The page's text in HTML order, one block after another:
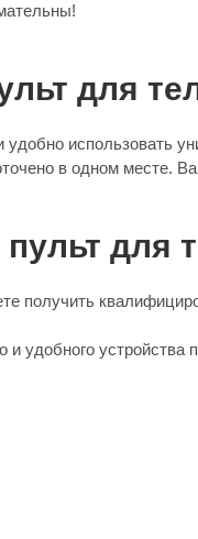
для
удобно использовать
в одном месте.
для
получить
и удобного